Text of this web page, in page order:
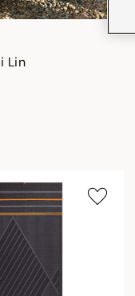
Lin